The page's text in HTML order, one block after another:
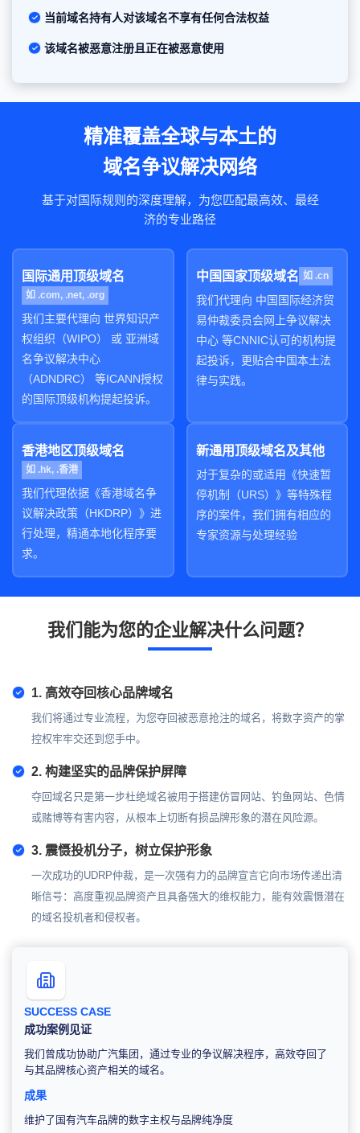
当前域名持有人对该域名不享有任何合法权益
该域名被恶意注册且正在被恶意使用
精准覆盖全球与本土的
域名争议解决网络
基于对国际规则的深度理解，为您匹配最高效、最经
济的专业路径
国际通用顶级域名
如 .com, .net, .org
我们主要代理向 世界知识产
权组织（WIPO） 或 亚洲域
名争议解决中心
（ADNDRC） 等ICANN授权
的国际顶级机构提起投诉。
中国国家顶级域名 如 .cn
我们代理向 中国国际经济贸
易仲裁委员会网上争议解决
中心 等CNNIC认可的机构提
起投诉，更贴合中国本土法
律与实践。
香港地区顶级域名
如 .hk, .香港
我们代理依据《香港域名争
议解决政策（HKDRP）》进
行处理，精通本地化程序要
求。
新通用顶级域名及其他
对于复杂的或适用《快速暂
停机制（URS）》等特殊程
序的案件，我们拥有相应的
专家资源与处理经验
我们能为您的企业解决什么问题？
1. 高效夺回核心品牌域名
我们将通过专业流程，为您夺回被恶意抢注的域名，将数字资产的掌
控权牢牢交还到您手中。
2. 构建坚实的品牌保护屏障
夺回域名只是第一步杜绝域名被用于搭建仿冒网站、钓鱼网站、色情
或赌博等有害内容，从根本上切断有损品牌形象的潜在风险源。
3. 震慑投机分子，树立保护形象
一次成功的UDRP仲裁，是一次强有力的品牌宣言它向市场传递出清
晰信号：高度重视品牌资产且具备强大的维权能力，能有效震慑潜在
的域名投机者和侵权者。
SUCCESS CASE
成功案例见证
我们曾成功协助广汽集团，通过专业的争议解决程序，高效夺回了
与其品牌核心资产相关的域名。
成果
维护了国有汽车品牌的数字主权与品牌纯净度